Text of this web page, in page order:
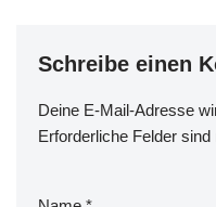
Schreibe einen
Deine E-Mail-Adresse
Erforderliche Felder sind